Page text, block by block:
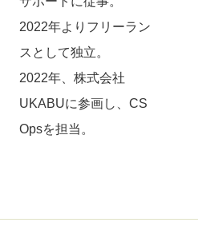
2022年よりフリーラン
スとして独立。
2022年、株式会社
UKABUに参画し、CS
Opsを担当。